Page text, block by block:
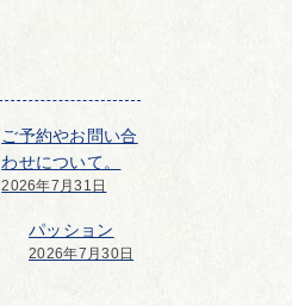
ご予約やお問い合
わせについて。
2026年7月31日
パッション
2026年7月30日